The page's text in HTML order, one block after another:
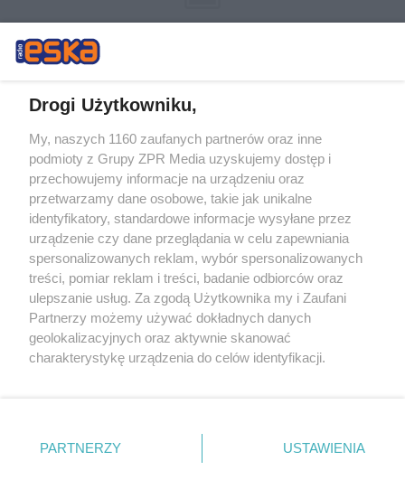
Żaden utwór zamieszczony w serwisie nie może być powielany i
rozpowszechniany lub dalej rozpowszechniany w jakikolwiek sposób (w
tym także elektroniczny lub mechaniczny) na jakimkolwiek polu
eksploatacji w jakiejkolwiek formie, włącznie z umieszczaniem w
Internecie bez pisemnej zgody właściciela praw. Jakiekolwiek użycie lub
wykorzystanie utworów w całości lub w części z naruszeniem prawa,
tzn. bez właściwej zgody, jest zabronione pod groźbą kary i może być
ścigane prawnie.
Drogi Użytkowniku,
My, naszych 1160 zaufanych partnerów oraz inne
podmioty z Grupy ZPR Media uzyskujemy dostęp i
przechowujemy informacje na urządzeniu oraz
przetwarzamy dane osobowe, takie jak unikalne
identyfikatory, standardowe informacje wysyłane przez
urządzenie czy dane przeglądania w celu zapewniania
spersonalizowanych reklam, wybór spersonalizowanych
treści, pomiar reklam i treści, badanie odbiorców oraz
ulepszanie usług. Za zgodą Użytkownika my i Zaufani
Partnerzy możemy używać dokładnych danych
geolokalizacyjnych oraz aktywnie skanować
charakterystykę urządzenia do celów identyfikacji.
zmienić/wycofać klikając przycisk ustawień prywatności
znajdujący się w lewym dolnym rogu strony
PARTNERZY USTAWIENIA